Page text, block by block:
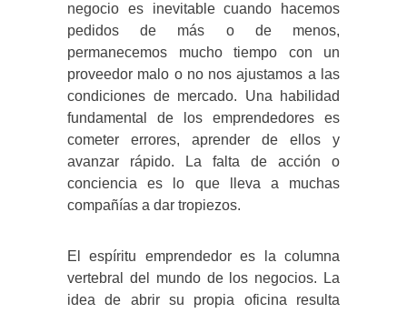
negocio es inevitable cuando hacemos
pedidos de más o de menos,
permanecemos mucho tiempo con un
proveedor malo o no nos ajustamos a las
condiciones de mercado. Una habilidad
fundamental de los emprendedores es
cometer errores, aprender de ellos y
avanzar rápido. La falta de acción o
conciencia es lo que lleva a muchas
compañías a dar tropiezos.
El espíritu emprendedor es la columna
vertebral del mundo de los negocios. La
idea de abrir su propia oficina resulta